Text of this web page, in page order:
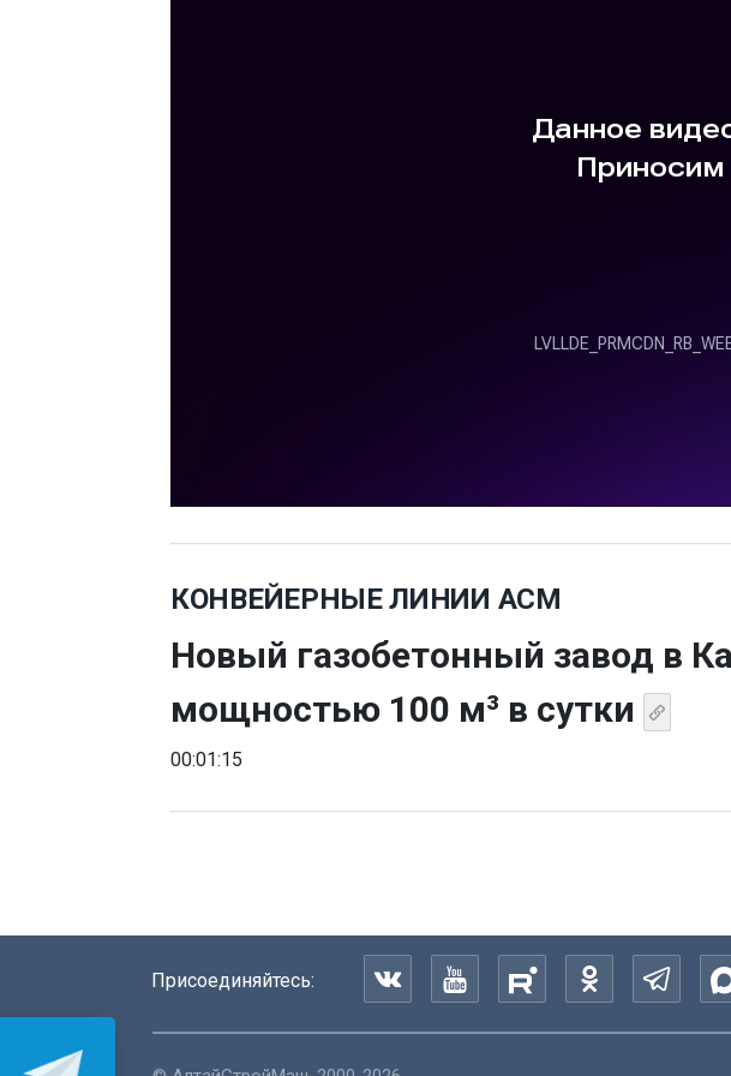
КОНВЕЙЕРНЫЕ ЛИНИИ АСМ
Новый газобетонный завод в
мощностью 100 м³ в сутки
00:01:15
Присоединяйтесь: